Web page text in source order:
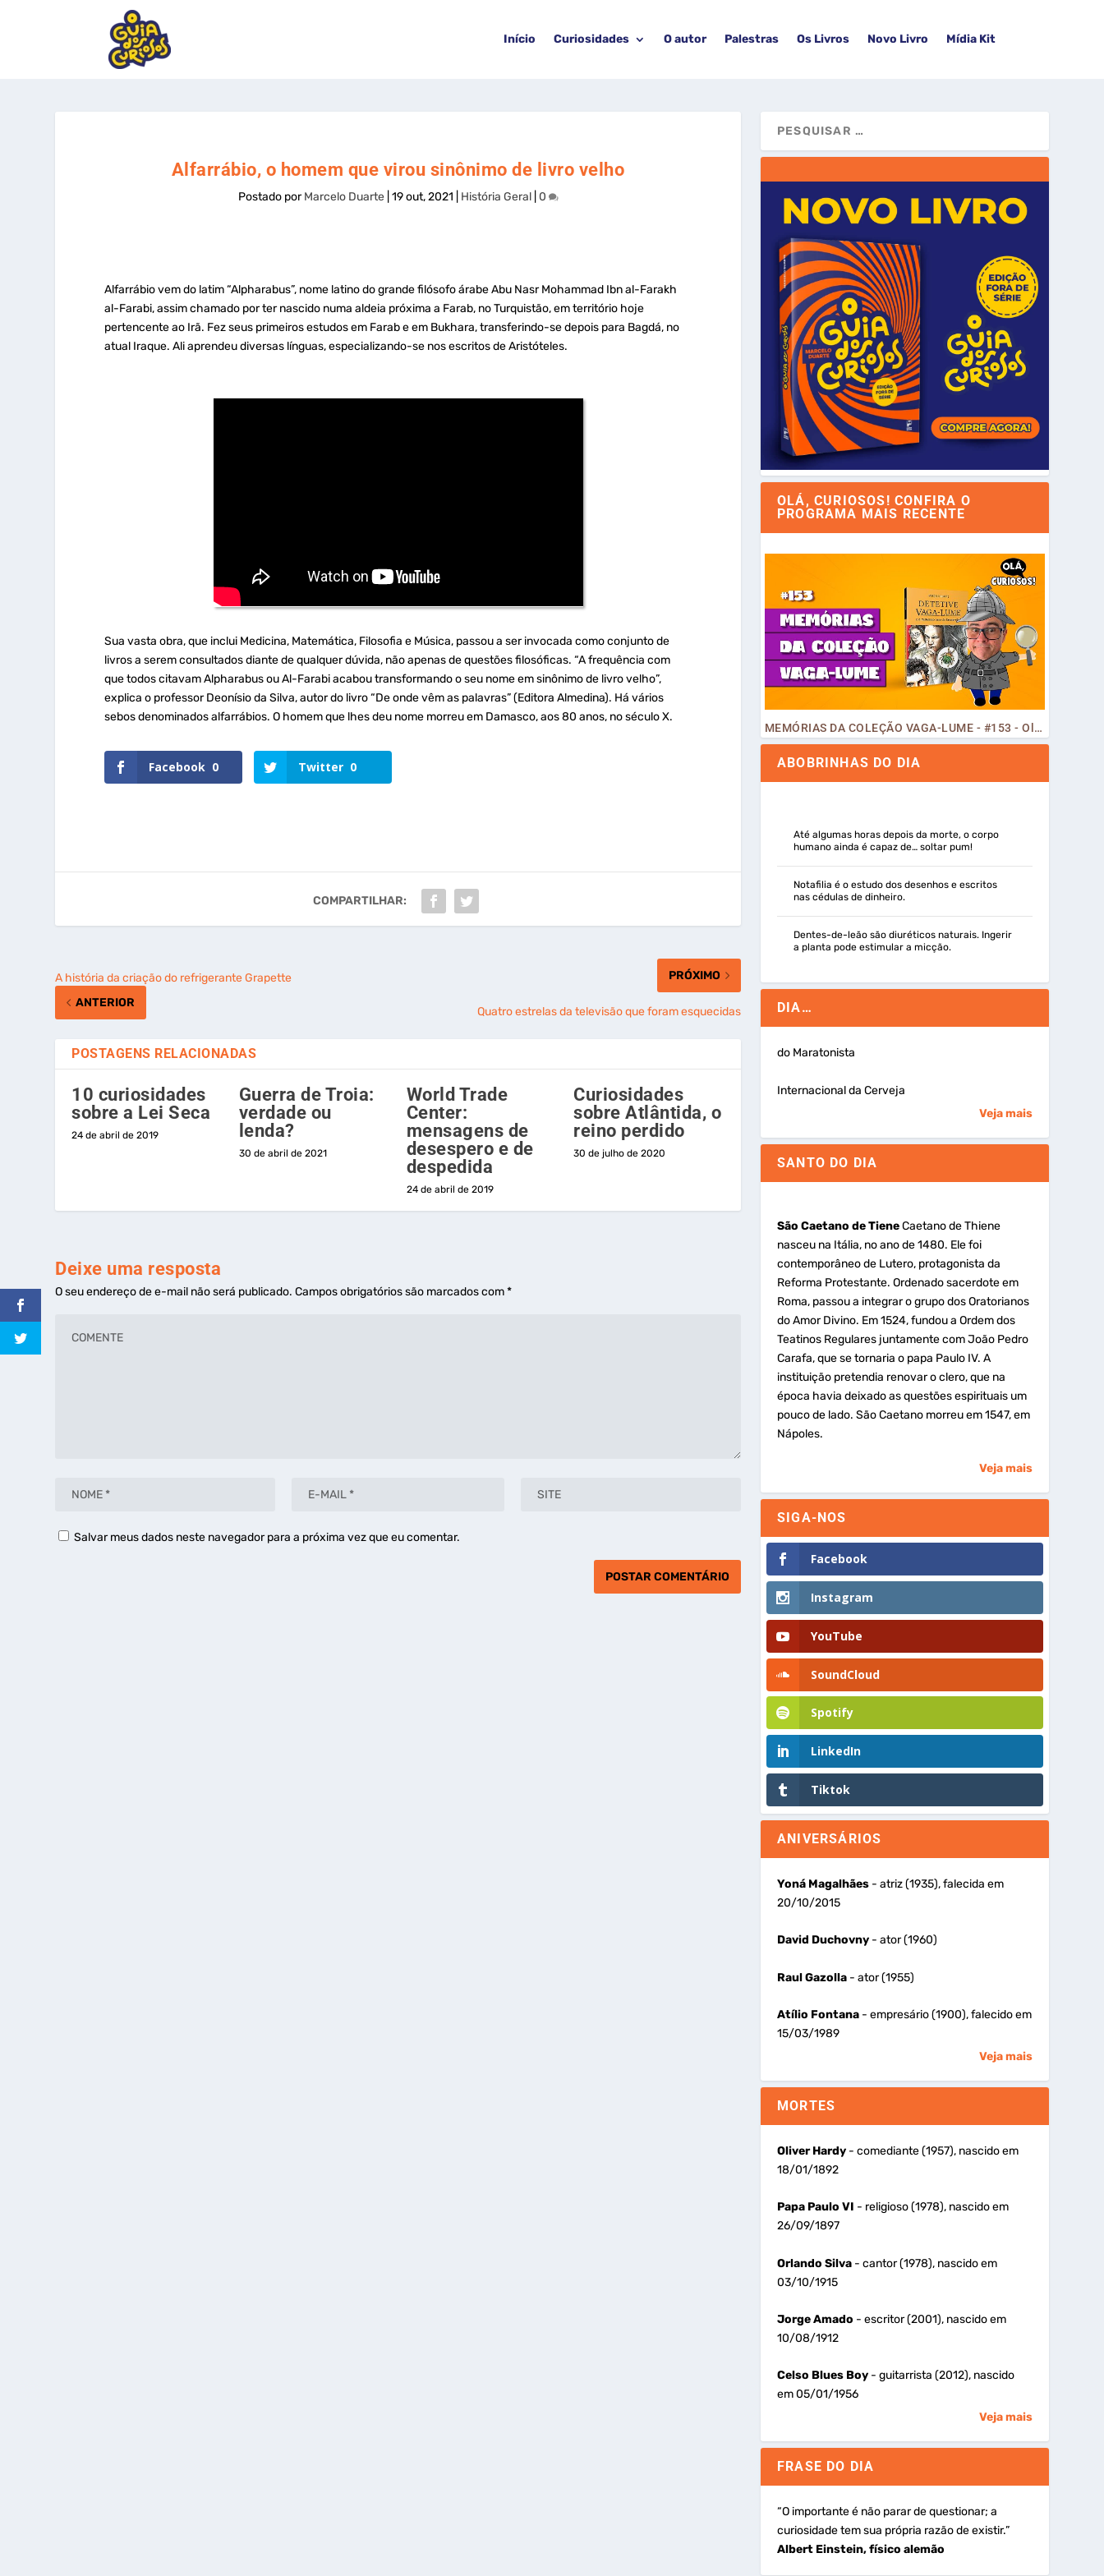
Início Curiosidades O autor Palestras Os Livros Novo Livro Mídia Kit
Alfarrábio, o homem que virou sinônimo de livro velho
Postado porMarcelo Duarte| 19 out, 2021 História Geral| 0
Alfarrábio vem do latim “Alpharabus”, nome latino do grande filósofo árabe Abu Nasr Mohammad Ibn al-Farakh
al-Farabi, assim chamado por ter nascido numa aldeia próxima a Farab, no Turquistão, em território hoje
pertencente ao Irã. Fez seus primeiros estudos em Farab e em Bukhara, transferindo-se depois para Bagdá, no
atual Iraque. Ali aprendeu diversas línguas, especializando-se nos escritos de Aristóteles.
Sua vasta obra, que inclui Medicina, Matemática, Filosofia e Música, passou a ser invocada como conjunto de
livros a serem consultados diante de qualquer dúvida, não apenas de questões filosóficas. “A frequência com
que todos citavam Alpharabus ou Al-Farabi acabou transformando o seu nome em sinônimo de livro velho”,
explica o professor Deonísio da Silva, autor do livro “De onde vêm as palavras” (Editora Almedina). Há vários
sebos denominados alfarrábios. O homem que lhes deu nome morreu em Damasco, aos 80 anos, no século X.
Facebook 0 Twitter 0
COMPARTILHAR:
A história da criação do refrigerante Grapette
ANTERIOR
PRÓXIMO
Quatro estrelas da televisão que foram esquecidas
POSTAGENS RELACIONADAS
10 curiosidades
sobre a Lei Seca
24 de abril de 2019
Guerra de Troia:
verdade ou
lenda?
30 de abril de 2021
World Trade
Center:
mensagens de
desespero e de
despedida
24 de abril de 2019
Curiosidades
sobre Atlântida, o
reino perdido
30 de julho de 2020
Deixe uma resposta
O seu endereço de e-mail não será publicado. Campos obrigatórios são marcados com*
Salvar meus dados neste navegador para a próxima vez que eu comentar.
OLÁ, CURIOSOS! CONFIRA O
PROGRAMA MAIS RECENTE
MEMÓRIAS DA COLEÇÃO VAGA-LUME - #153 - Olá, Curiosos! 2023
ABOBRINHAS DO DIA
Até algumas horas depois da morte, o corpo
humano ainda é capaz de… soltar pum!
Notafilia é o estudo dos desenhos e escritos
nas cédulas de dinheiro.
Dentes-de-leão são diuréticos naturais. Ingerir
a planta pode estimular a micção.
DIA…
do Maratonista
Internacional da Cerveja
Veja mais
SANTO DO DIA
São Caetano de TieneCaetano de Thiene
nasceu na Itália, no ano de 1480. Ele foi
contemporâneo de Lutero, protagonista da
Reforma Protestante. Ordenado sacerdote em
Roma, passou a integrar o grupo dos Oratorianos
do Amor Divino. Em 1524, fundou a Ordem dos
Teatinos Regulares juntamente com João Pedro
Carafa, que se tornaria o papa Paulo IV. A
instituição pretendia renovar o clero, que na
época havia deixado as questões espirituais um
pouco de lado. São Caetano morreu em 1547, em
Nápoles.
Veja mais
SIGA-NOS
Facebook
Instagram
YouTube
SoundCloud
Spotify
LinkedIn
Tiktok
ANIVERSÁRIOS
Yoná Magalhães- atriz (1935), falecida em
20/10/2015
David Duchovny- ator (1960)
Raul Gazolla- ator (1955)
Atílio Fontana- empresário (1900), falecido em
15/03/1989
Veja mais
MORTES
Oliver Hardy- comediante (1957), nascido em
18/01/1892
Papa Paulo VI - religioso (1978), nascido em
26/09/1897
Orlando Silva- cantor (1978), nascido em
03/10/1915
Jorge Amado - escritor (2001), nascido em
10/08/1912
Celso Blues Boy- guitarrista (2012), nascido
em 05/01/1956
Veja mais
FRASE DO DIA
“O importante é não parar de questionar; a
curiosidade tem sua própria razão de existir.”
Albert Einstein, físico alemão